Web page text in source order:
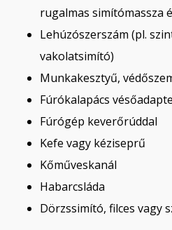
rugalmas simítómassza
Lehúzószerszám (pl.
vakolatsimító)
Munkakesztyű,
Fúrókalapács
Fúrógép keverőrúddal
Kefe vagy kéziseprű
Kőműveskanál
Habarcsláda
Dörzssimító, filces vagy